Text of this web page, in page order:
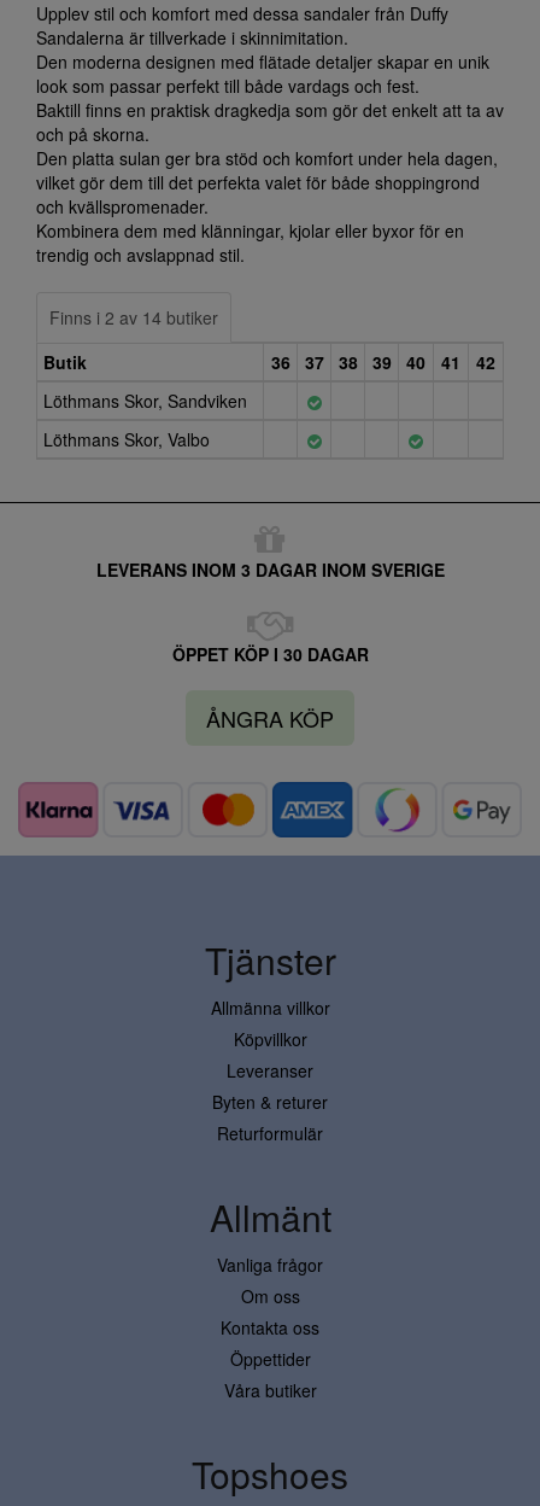
Upplev stil och komfort med dessa sandaler från Duffy
Sandalerna är tillverkade i skinnimitation.
Den moderna designen med flätade detaljer skapar en unik
look som passar perfekt till både vardags och fest.
Baktill finns en praktisk dragkedja som gör det enkelt att ta av
och på skorna.
Den platta sulan ger bra stöd och komfort under hela dagen,
vilket gör dem till det perfekta valet för både shoppingrond
och kvällspromenader.
Kombinera dem med klänningar, kjolar eller byxor för en
trendig och avslappnad stil.
Finns i 2 av 14 butiker
Butik
36 37 38 39 40 41
42
Löthmans Skor, Sandviken
Löthmans Skor, Valbo
LEVERANS INOM 3 DAGAR INOM SVERIGE
ÖPPET KÖP I 30 DAGAR
ÅNGRA KÖP
Tjänster
Allmänna villkor
Köpvillkor
Leveranser
Byten & returer
Returformulär
Allmänt
Vanliga frågor
Om oss
Kontakta oss
Öppettider
Våra butiker
Topshoes